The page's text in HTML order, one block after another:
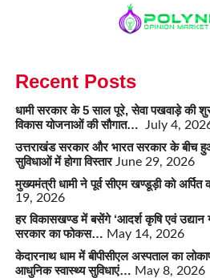
Recent Posts
धामी सरकार के 5 साल पूरे, सेवा पखवाड़े की
विकास योजनाओं की सौगात…
July 4,
उत्तराखंड सरकार और भारत सरकार के बीच
सुविधाओं में होगा विस्तार June 29, 2026
मुख्यमंत्री धामी ने पूर्व सीएम खण्डूड़ी को अर्पित
19, 2026
हर विकासखण्ड में बसेंगे ‘आदर्श कृषि एवं उद्यान
सरकार का फोकस… May 14, 2026
केदारनाथ धाम में बीपीसीएल अस्पताल का
आधुनिक स्वास्थ्य सुविधाएं… May 8, 2026